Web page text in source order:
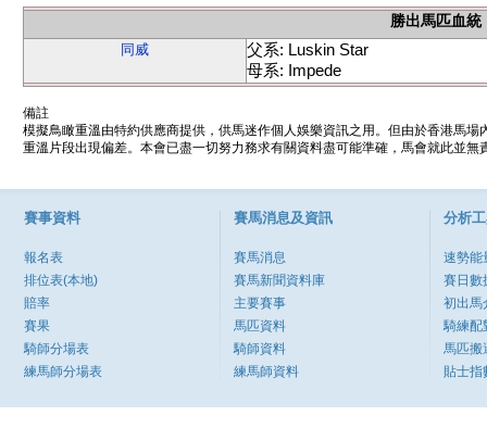
勝出馬匹血統
同威
父系: Luskin Star
母系: Impede
備註
模擬鳥瞰重溫由特約供應商提供，供馬迷作個人娛樂資訊之用。但由於香港馬
重溫片段出現偏差。本會已盡一切努力務求有關資料盡可能準確，馬會就此並
賽事資料
報名表
排位表(本地)
賠率
賽果
騎師分場表
練馬師分場表
賽馬消息及資訊
賽馬消息
賽馬新聞資料庫
主要賽事
馬匹資料
騎師資料
練馬師資料
分析
速勢能
賽日數
初出馬
騎練配
馬匹搬
貼士指